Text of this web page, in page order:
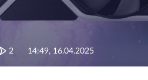
2 14:49, 16.04.2025